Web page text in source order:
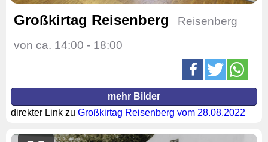
Großkirtag Reisenberg
Reisenberg
von ca. 14:00 - 18:00
mehr Bilder
direkter Link zu Großkirtag Reisenberg vom 28.08.2022